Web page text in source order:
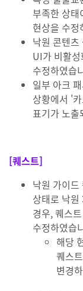
부족한 상태
현상을 수
낙원 콘텐
UI가 비활
수정하였습
일부 아크
상황에서 '
표기가 노출
[퀘스트]
낙원 가이
상태로 낙
경우, 퀘스
수정하였습
해당
퀘스
변경